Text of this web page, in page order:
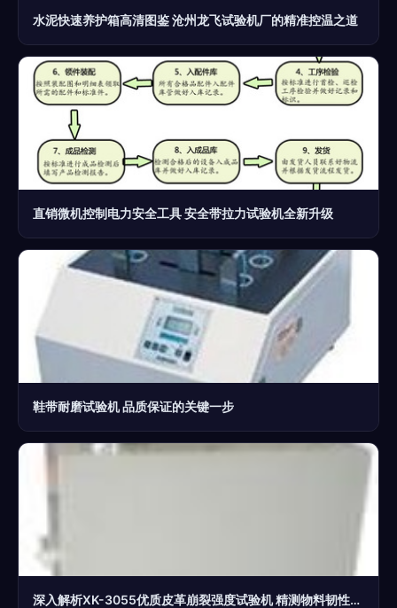
水泥快速养护箱高清图鉴 沧州龙飞试验机厂的精准控温之道
直销微机控制电力安全工具 安全带拉力试验机全新升级
鞋带耐磨试验机 品质保证的关键一步
深入解析XK-3055优质皮革崩裂强度试验机 精测物料韧性的可靠利器